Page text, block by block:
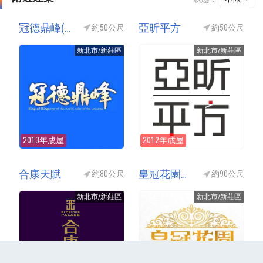
冠德鼎峰(冠德鼎峯) 約50公尺
新北市/新莊區
2013年成屋
亞昕平方 約50公尺
新北市/新莊區
2012年成屋
合康天賦 約80公尺
新北市/新莊區
皇冠花園Queen One(Queen One皇冠花園) 約90公尺
新北市/新莊區